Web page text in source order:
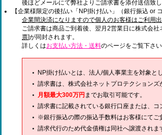
後ほどメールにて弊社よりご請求書を添付送信致
【企業様限定の後払い「NP掛け払い」（銀行振込 or
企業間決済になりますので個人のお客様はご利用出
ご請求書は商品ご到着後、翌月2営業日に株式会
票]が同封されます。
詳しくはお支払い方法・送料のページをご覧下さい
NP掛け払いとは、法人/個人事業主を対象と
請求書は、株式会社ネットプロテクションズ
月額最大300万円 までお取引可能です。
請求書に記載されている銀行口座または、コ
※銀行振込の際の振込手数料はお客様にてご
請求代行のため代金債権は同社へ譲渡されま